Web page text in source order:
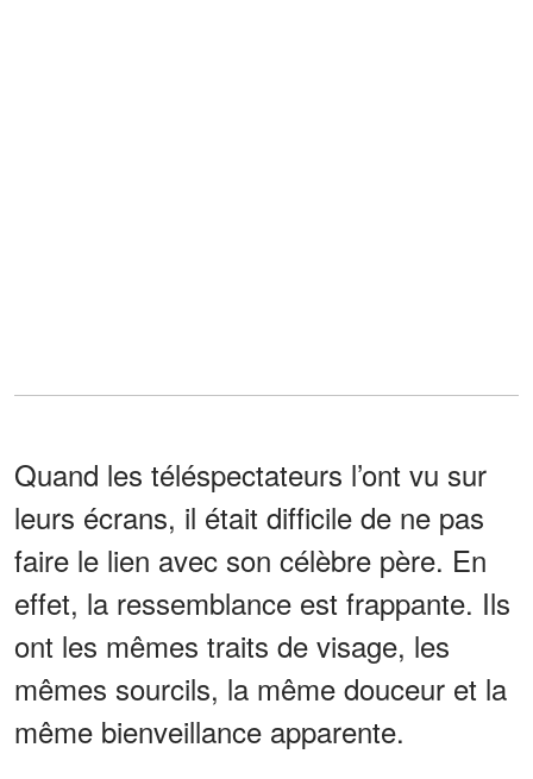
Quand les téléspectateurs l’ont vu sur
leurs écrans, il était difficile de ne pas
faire le lien avec son célèbre père. En
effet, la ressemblance est frappante. Ils
ont les mêmes traits de visage, les
mêmes sourcils, la même douceur et la
même bienveillance apparente.